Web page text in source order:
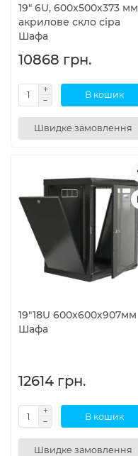
19" 6U, 600х500х373 мм
акрилове скло сіра
Шафа
10868 грн.
В кошик
Швидке замовлення
19"18U 600x600x907мм
Шафа
12614 грн.
В кошик
Швидке замовлення